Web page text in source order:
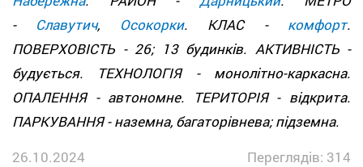
- Славутич, Осокорки. КЛАС - комфорт.
ПОВЕРХОВІСТЬ - 26; 13 будинків. АКТИВНІСТЬ -
будується. ТЕХНОЛОГІЯ - монолітно-каркасна.
ОПАЛЕННЯ - автономне. ТЕРИТОРІЯ - відкрита.
ПАРКУВАННЯ - наземна, багаторівнева; підземна.
26.10.2024
Переглядів: 314